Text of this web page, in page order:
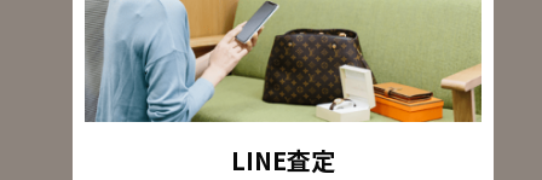
LINE査定